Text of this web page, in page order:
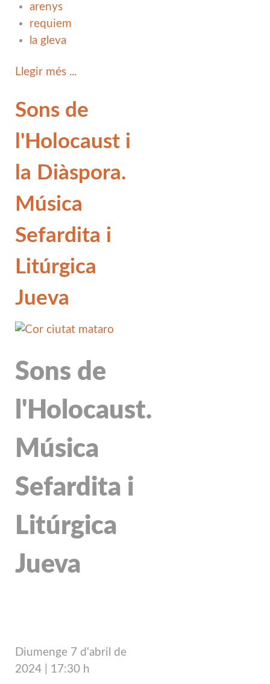
arenys
requiem
la gleva
Llegir més ...
Sons de
l'Holocaust i
la Diàspora.
Música
Sefardita i
Litúrgica
Jueva
Sons de
l'Holocaust.
Música
Sefardita i
Litúrgica
Jueva
Diumenge 7 d'abril de
2024 | 17:30 h